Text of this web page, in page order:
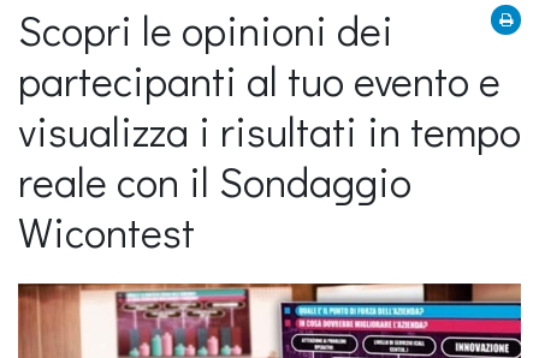
Scopri le opinioni dei
partecipanti al tuo evento e
visualizza i risultati in tempo
reale con il Sondaggio
Wicontest